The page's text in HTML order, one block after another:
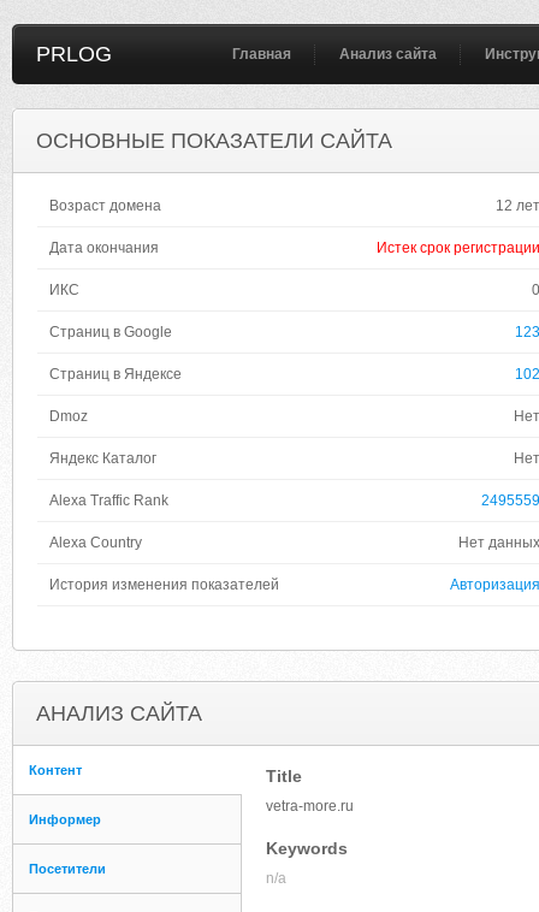
PRLOG Главная Анализ сайта
ОСНОВНЫЕ ПОКАЗАТЕЛИ САЙТА
Возраст домена 12 лет
Дата окончания Истек срок регистрации
ИКС 0
Страниц в Google 123
Страниц в Яндексе 102
Dmoz Нет
Яндекс Каталог Нет
Alexa Traffic Rank 2495559
Alexa Country Нет данных
История изменения показателей Авторизация
АНАЛИЗ САЙТА
Контент
Информер
Посетители
Title
vetra-more.ru
Keywords
n/a